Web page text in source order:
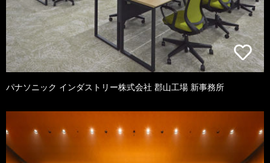
パナソニック インダストリー株式会社 郡山工場 新事務所